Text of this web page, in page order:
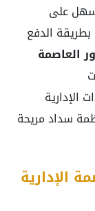
سهل على
بطريقة الدفع
العاصمة
الإدارية
سداد مريحة
الإدارية